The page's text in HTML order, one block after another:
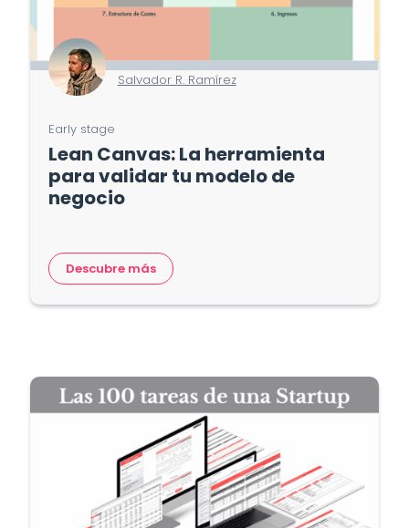
Salvador R. Ramírez
Early stage
Lean Canvas: La herramienta
para validar tu modelo de
negocio
Descubre más